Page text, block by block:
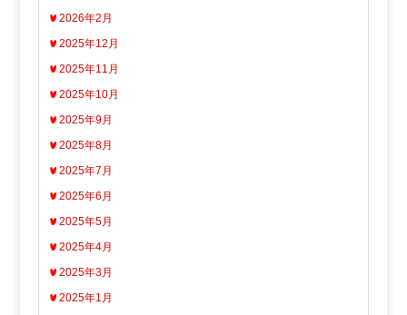
2026年2月
2025年12月
2025年11月
2025年10月
2025年9月
2025年8月
2025年7月
2025年6月
2025年5月
2025年4月
2025年3月
2025年1月